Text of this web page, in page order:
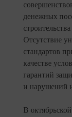
денежных
Отсутствие
стандартов
качестве
гарантий
и нарушений
В